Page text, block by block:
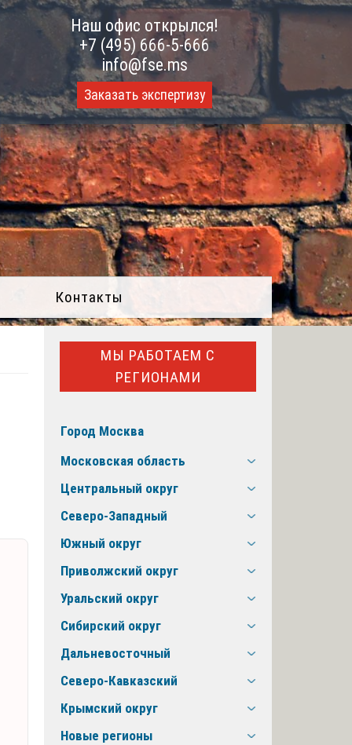
Наш офис открылся!
+7 (495) 666-5-666
info@fse.ms
Заказать экспертизу
Контакты
МЫ РАБОТАЕМ С
РЕГИОНАМИ
Город Москва
Московская область
Центральный округ
Северо-Западный
Южный округ
Приволжский округ
Уральский округ
Сибирский округ
Дальневосточный
Северо-Кавказский
Крымский округ
Новые регионы